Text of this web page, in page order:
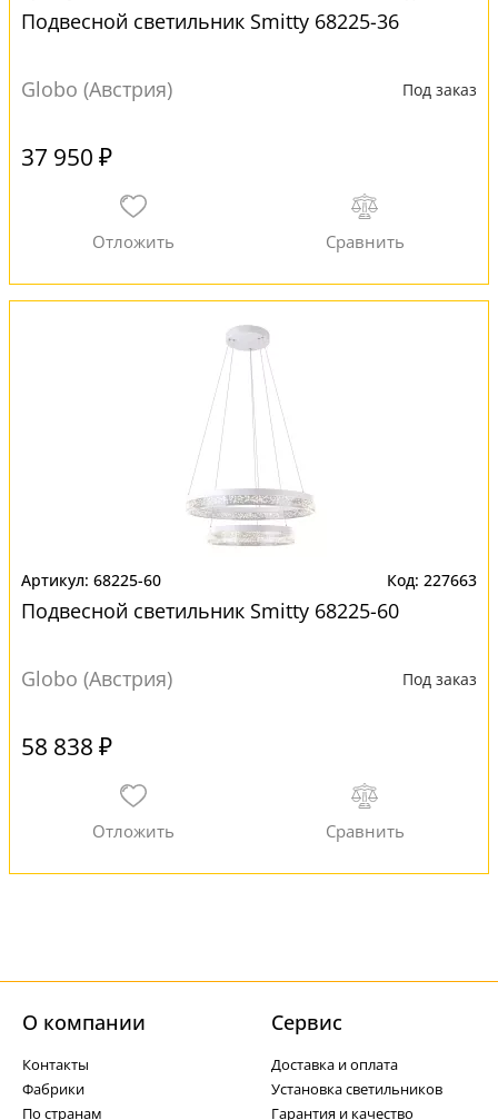
Подвесной светильник Smitty 68225-36
Globo (Австрия) Под заказ
37 950 ₽
68225-60 227663
Подвесной светильник Smitty 68225-60
Globo (Австрия) Под заказ
58 838 ₽
О компании
Контакты
Фабрики
По странам
Cервис
Доставка и оплата
Установка светильников
Гарантия и качество